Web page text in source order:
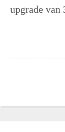
upgrade van